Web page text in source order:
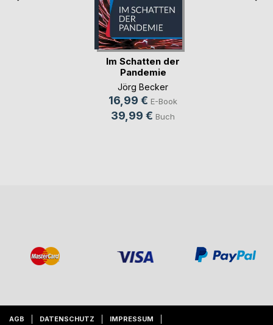
Im Schatten der
Pandemie
Jörg Becker
16,99 € E-Book
39,99 € Buch
AGB DATENSCHUTZ IMPRESSUM